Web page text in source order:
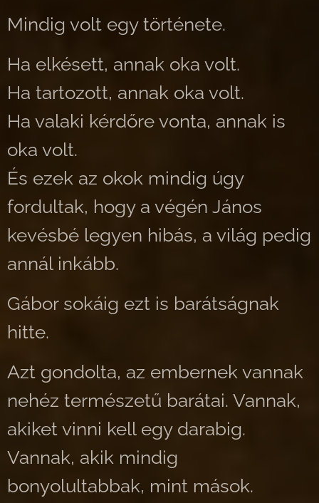
Mindig volt egy története.
Ha elkésett, annak oka volt.
Ha tartozott, annak oka volt.
Ha valaki kérdőre vonta, annak is
oka volt.
És ezek az okok mindig úgy
fordultak, hogy a végén János
kevésbé legyen hibás, a világ pedig
annál inkább.
Gábor sokáig ezt is barátságnak
hitte.
Azt gondolta, az embernek vannak
nehéz természetű barátai. Vannak,
akiket vinni kell egy darabig.
Vannak, akik mindig
bonyolultabbak, mint mások.